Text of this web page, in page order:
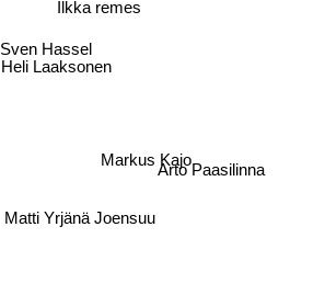
Matti Yrjänä Joensuu
Heli Laaksonen
Sven Hassel
Markus Kajo
Ilkka remes
Arto Paasilinna